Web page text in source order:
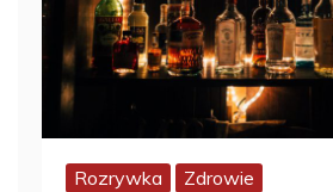
Rozrywka Zdrowie